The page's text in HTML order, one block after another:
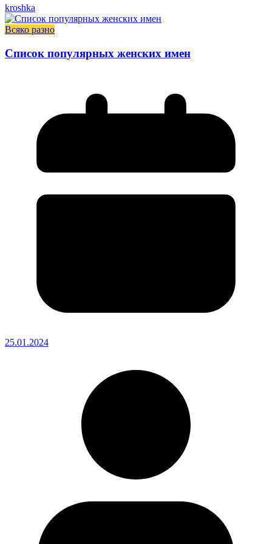
kroshka
Всяко разно
Список популярных женских имен
25.01.2024